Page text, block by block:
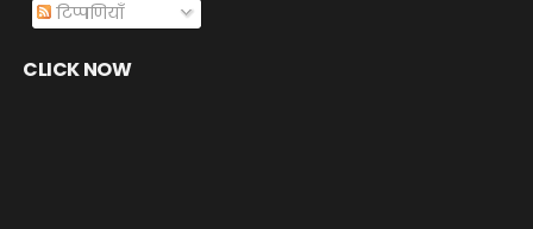
टिप्पणियाँ
CLICK NOW